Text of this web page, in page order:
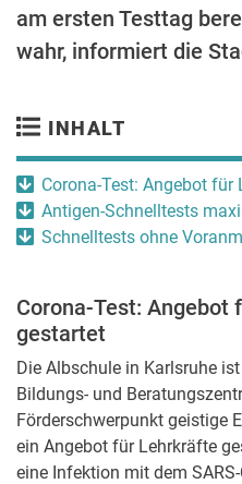
am ersten Testtag
wahr, informiert die
INHALT
Corona-Test: Angebot
Antigen-Schnelltests
Schnelltests ohne
Corona-Test: Angebot
gestartet
Die Albschule in Karlsruhe
Bildungs- und
Förderschwerpunkt geistige
ein Angebot für Lehrkräfte
eine Infektion mit dem